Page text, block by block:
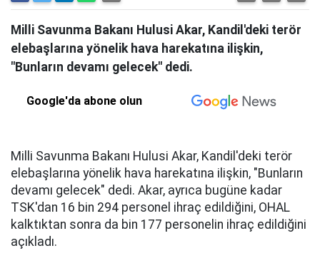
Milli Savunma Bakanı Hulusi Akar, Kandil'deki terör
elebaşlarına yönelik hava harekatına ilişkin,
"Bunların devamı gelecek" dedi.
Google'da abone olun
Milli Savunma Bakanı Hulusi Akar, Kandil'deki terör
elebaşlarına yönelik hava harekatına ilişkin, "Bunların
devamı gelecek" dedi. Akar, ayrıca bugüne kadar
TSK'dan 16 bin 294 personel ihraç edildiğini, OHAL
kalktıktan sonra da bin 177 personelin ihraç edildiğini
açıkladı.